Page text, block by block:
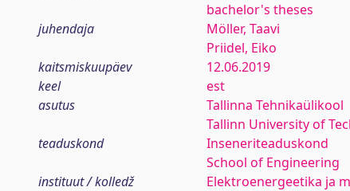
bachelor's theses
juhendaja
Möller, Taavi
Priidel, Eiko
kaitsmiskuupäev
12.06.2019
keel
est
asutus
Tallinna Tehnikaülikool
Tallinn University of
teaduskond
Inseneriteaduskond
School of Engineering
instituut / kolledž
Elektroenergeetika ja